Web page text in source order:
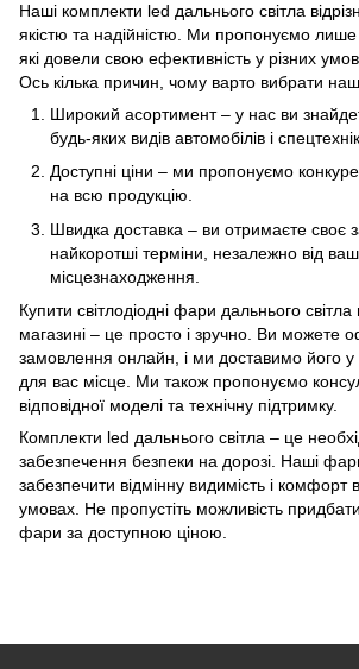
Наші комплекти led дальнього світла
якістю та надійністю. Ми пропонуємо лише
які довели свою ефективність у різних
Ось кілька причин, чому варто вибрати
Широкий асортимент – у нас ви
будь-яких видів автомобілів і
Доступні ціни – ми пропонуємо
на всю продукцію.
Швидка доставка – ви отримаєте своє
найкоротші терміни, незалежно від
місцезнаходження.
Купити світлодіодні фари дальнього
магазині – це просто і зручно. Ви можете
замовлення онлайн, і ми доставимо його у
для вас місце. Ми також пропонуємо
відповідної моделі та технічну підтримку.
Комплекти led дальнього світла – це
забезпечення безпеки на дорозі. Наші
забезпечити відмінну видимість і комфорт
умовах. Не пропустіть можливість придбати
фари за доступною ціною.